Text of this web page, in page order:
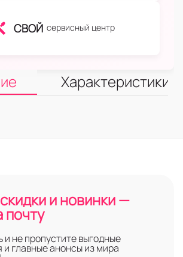
СВОЙ сервисный центр
Характеристики
и новинки —
почту
не пропустите выгодные
главные анонсы из мира